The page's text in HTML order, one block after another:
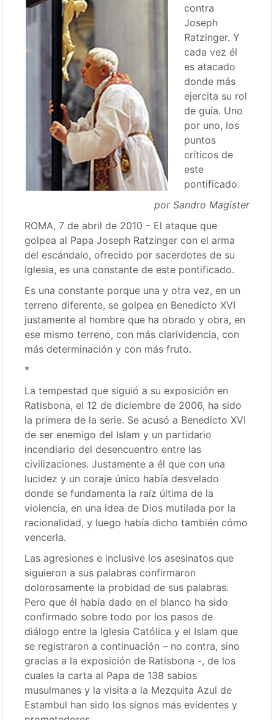
contra
Joseph
Ratzinger. Y
cada vez él
es atacado
donde más
ejercita su rol
de guía. Uno
por uno, los
puntos
críticos de
este
pontificado.
por Sandro Magister
ROMA, 7 de abril de 2010 – El ataque que
golpea al Papa Joseph Ratzinger con el arma
del escándalo, ofrecido por sacerdotes de su
Iglesia, es una constante de este pontificado.
Es una constante porque una y otra vez, en un
terreno diferente, se golpea en Benedicto XVI
justamente al hombre que ha obrado y obra, en
ese mismo terreno, con más clarividencia, con
más determinación y con más fruto.
*
La tempestad que siguió a su exposición en
Ratisbona, el 12 de diciembre de 2006, ha sido
la primera de la serie. Se acusó a Benedicto XVI
de ser enemigo del Islam y un partidario
incendiario del desencuentro entre las
civilizaciones. Justamente a él que con una
lucidez y un coraje único había desvelado
donde se fundamenta la raíz última de la
violencia, en una idea de Dios mutilada por la
racionalidad, y luego había dicho también cómo
vencerla.
Las agresiones e inclusive los asesinatos que
siguieron a sus palabras confirmaron
dolorosamente la probidad de sus palabras.
Pero que él había dado en el blanco ha sido
confirmado sobre todo por los pasos de
diálogo entre la Iglesia Católica y el Islam que
se registraron a continuación – no contra, sino
gracias a la exposición de Ratisbona -, de los
cuales la carta al Papa de 138 sabios
musulmanes y la visita a la Mezquita Azul de
Estambul han sido los signos más evidentes y